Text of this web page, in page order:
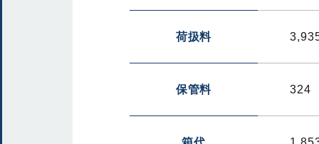
荷扱料
保管料 324